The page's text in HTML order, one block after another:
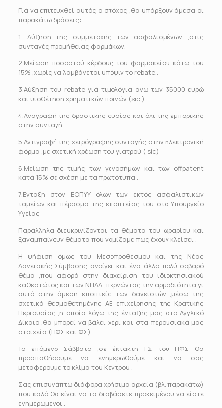
Γιά να επιτευχθεί αυτός ο στόχος ,θα υπάρξουν άμεσα οι
παρακάτω δράσεις:
1. Αύξηση της συμμετοχής των ασφαλισμένων ,στις
συνταγές προμήθειας φαρμάκων.
2.Μείωση ποσοστού κέρδους του φαρμακείου κάτω του
15% ,χωρίς να λαμβάνεται υπόψιν το rebate..
3.Αύξηση του rebate γιά τιμολόγια ανω των 35000 ευρώ
και υιοθέτηση χρηματικών ποινών (sic )
4.Aναγραφή της δραστικής ουσίας και όχι της εμπορικής
στην συνταγή .
5.Αντιγραφή της χειρόγραφης συνταγής στην ηλεκτρονική
φόρμα ,με σχετική χρέωση του γιατρού ( sic)
6.Μείωση της τιμής των γενοσήμων και των offpatent
κατά 15% σε σχέση με τα πρωτότυπα .
7.Ενταξη στον ΕΟΠΥΥ όλων των εκτός ασφαλιστικών
ταμείων και πέρασμα της εποπτείας του στο Υπουργείο
Υγείας
Παράλληλα διευκρινίζονται τα θέματα του ωραρίου και
ξαναμπαίνουν θέματα που νομίζαμε πως έχουν κλείσει .
Η ψήφιση όμως του Μεσοπροθέσμου και της Νέας
Δανειακής Σύμβασης ανοίγει και ένα άλλο πολύ σοβαρό
θέμα ,που αφορά στην διαχείριση του ιδιοκτησιακού
καθεστώτος και των ΝΠΔΔ ,περνώντας την αρμοδιότητα γι
αυτό στην άμεση εποπτεία των δανειστών ,μέσω της
σχετικά θεσμοθετημένης ΑΕ επιχείρησης της Κρατικής
Περιουσίας ,η οποία λόγω της ένταξής μας στο Αγγλικό
Δίκαιο ,θα μπορεί να βάλει χέρι και στα περουσιακά μας
στοιχεία (ΠΦΣ και ΦΣ).
Το επόμενο Σάββατο ,σε έκτακτη ΓΣ του ΠΦΣ θα
προσπαθήσουμε να ενημερωθούμε και να σας
μεταφέρουμε το κλίμα του Κέντρου .
Σας επισυνάπτω διάφορα χρήσιμα αρχεία (βλ. παρακάτω)
που καλό θα είναι να τα διαβάσετε προκειμένου να είστε
ενημερωμένοι .